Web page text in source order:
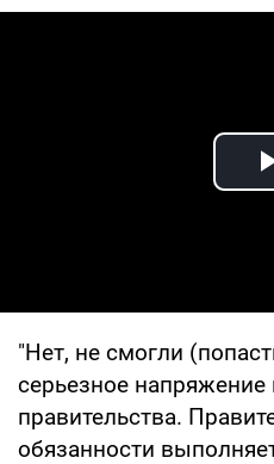
"Нет, не смогли
серьезное напряжение
правительства.
обязанности